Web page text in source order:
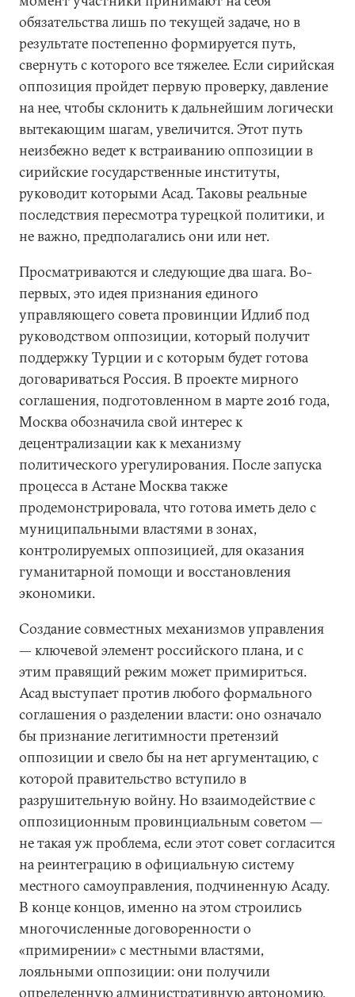
обязательства лишь по текущей задаче, но в
результате постепенно формируется путь,
свернуть с которого все тяжелее. Если сирийская
оппозиция пройдет первую проверку, давление
на нее, чтобы склонить к дальнейшим логически
вытекающим шагам, увеличится. Этот путь
неизбежно ведет к встраиванию оппозиции в
сирийские государственные институты,
руководит которыми Асад. Таковы реальные
последствия пересмотра турецкой политики, и
не важно, предполагались они или нет.
Просматриваются и следующие два шага. Во-
первых, это идея признания единого
управляющего совета провинции Идлиб под
руководством оппозиции, который получит
поддержку Турции и с которым будет готова
договариваться Россия. В проекте мирного
соглашения, подготовленном в марте 2016 года,
Москва обозначила свой интерес к
децентрализации как к механизму
политического урегулирования. После запуска
процесса в Астане Москва также
продемонстрировала, что готова иметь дело с
муниципальными властями в зонах,
контролируемых оппозицией, для оказания
гуманитарной помощи и восстановления
экономики.
Создание совместных механизмов управления
— ключевой элемент российского плана, и с
этим правящий режим может примириться.
Асад выступает против любого формального
соглашения о разделении власти: оно означало
бы признание легитимности претензий
оппозиции и свело бы на нет аргументацию, с
которой правительство вступило в
разрушительную войну. Но взаимодействие с
оппозиционным провинциальным советом —
не такая уж проблема, если этот совет согласится
на реинтеграцию в официальную систему
местного самоуправления, подчиненную Асаду.
В конце концов, именно на этом строились
многочисленные договоренности о
«примирении» с местными властями,
лояльными оппозиции: они получили
определенную административную автономию,